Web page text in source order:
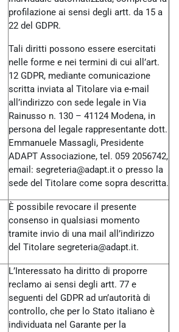
profilazione ai sensi degli artt. da 15 a
22 del GDPR.
Tali diritti possono essere esercitati
nelle forme e nei termini di cui all’art.
12 GDPR, mediante comunicazione
scritta inviata al Titolare via e-mail
all’indirizzo con sede legale in Via
Rainusso n. 130 – 41124 Modena, in
persona del legale rappresentante dott.
Emmanuele Massagli, Presidente
ADAPT Associazione, tel. 059 2056742,
email: segreteria@adapt.it o presso la
sede del Titolare come sopra descritta.
È possibile revocare il presente
consenso in qualsiasi momento
tramite invio di una mail all’indirizzo
del Titolare segreteria@adapt.it.
L’Interessato ha diritto di proporre
reclamo ai sensi degli artt. 77 e
seguenti del GDPR ad un’autorità di
controllo, che per lo Stato italiano è
individuata nel Garante per la